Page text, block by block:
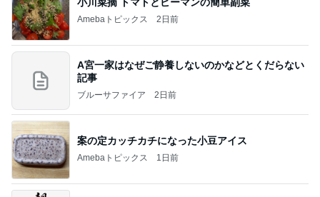
Amebaトピックス 2日前
A宮一家はなぜご静養しないのかなどとくだらない
記事
ブルーサファイア 2日前
案の定カッチカチになった小豆アイス
Amebaトピックス 1日前